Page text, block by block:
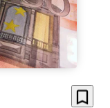
bookmark_border